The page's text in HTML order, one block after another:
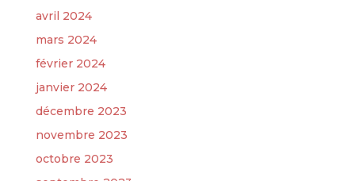
avril 2024
mars 2024
février 2024
janvier 2024
décembre 2023
novembre 2023
octobre 2023